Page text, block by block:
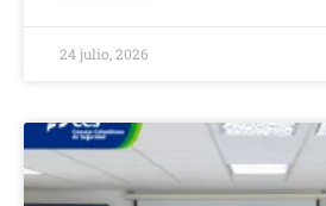
24 julio, 2026